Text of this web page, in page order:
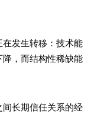
发生转移：技术能
，而结构性稀缺能
长期信任关系的经